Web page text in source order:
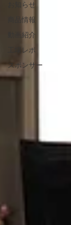
お知らせ
商品情報
動画紹介
工場レポ
スポンサー